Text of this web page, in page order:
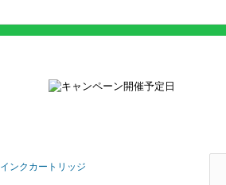
ンクカートリッジ